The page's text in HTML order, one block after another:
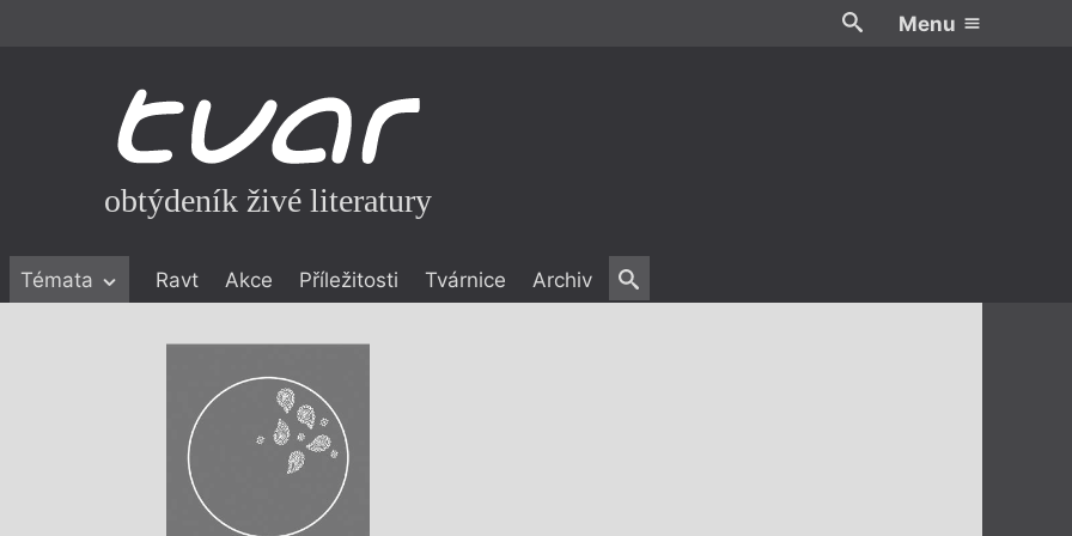
Menu
obtýdeník živé literatury
Témata Ravt Akce Příležitosti Tvárnice Archiv